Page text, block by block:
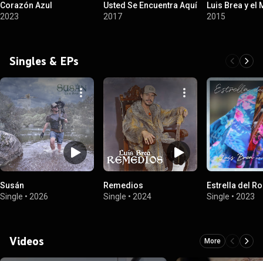
Corazón Azul
2023
Usted Se Encuentra Aquí
2017
Luis Brea y el
2015
Singles & EPs
Susán
Single • 2026
Remedios
Single • 2024
Estrella del
Single • 2023
Videos More